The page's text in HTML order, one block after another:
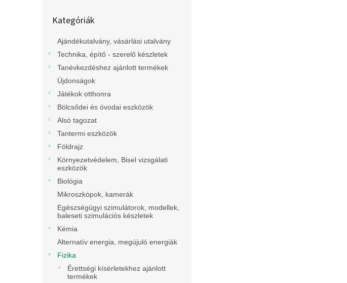
átugrása
Kategóriák
Ajándékutalvány, vásárlási utalvány
Technika, építő - szerelő készletek
Tanévkezdéshez ajánlott termékek
Újdonságok
Játékok otthonra
Bölcsődei és óvodai eszközök
Alsó tagozat
Tantermi eszközök
Földrajz
Környezetvédelem, Bisel vizsgálati
eszközök
Biológia
Mikroszkópok, kamerák
Egészségügyi szimulátorok, modellek,
baleseti szimulációs készletek
Kémia
Alternatív energia, megújuló energiák
Fizika
Érettségi kísérletekhez ajánlott
termékek